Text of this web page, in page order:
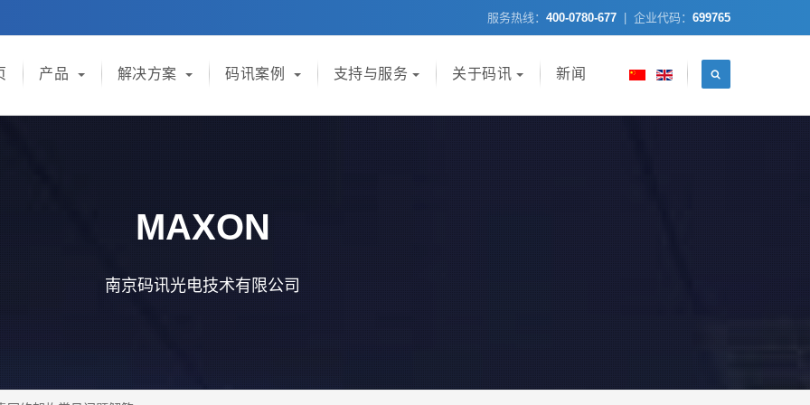
服务热线： 400-0780-677 | 企业代码： 699765
产品 解决方案 码讯案例 支持与服务 关于码讯 新闻
MAXON
南京码讯光电技术有限公司